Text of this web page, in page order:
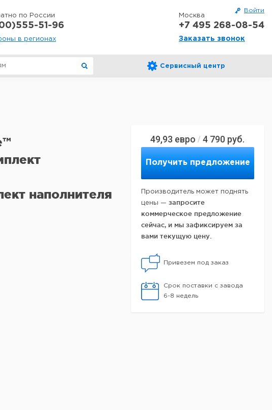
Войти
по России
51-96
в регионах
Москва
+7 495 268-08-54
Заказать звонок
Сервисный центр
49,93 евро / 4 790 руб.
Получить предложение
Производитель может поднять
цены — запросите
коммерческое предложение
сейчас, и мы зафиксируем за
вами текущую цену.
Привезем под заказ
Срок поставки с завода
6-8 недель
наполнителя